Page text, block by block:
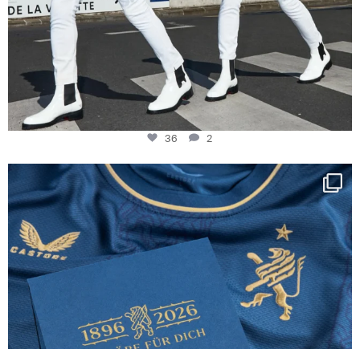
36 2
Happy Birthday FCZ
130 years filled ...
127
3